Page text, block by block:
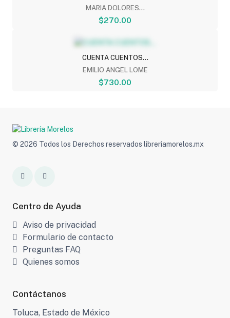
MARIA DOLORES...
$270.00
CUENTA CUENTOS...
EMILIO ANGEL LOME
$730.00
© 2026 Todos los Derechos reservados libreriamorelos.mx
Centro de Ayuda
Aviso de privacidad
Formulario de contacto
Preguntas FAQ
Quienes somos
Contáctanos
Toluca, Estado de México